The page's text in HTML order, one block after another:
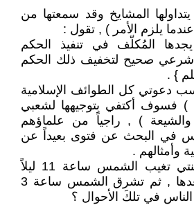
المشايخ وقد سمعتها من
عندما يلزم الأمر ) , تقول :
المُكلّف في تنفيذ الحكم
صحيح لتخفيف ذلك الحكم
} .
لم تناسب دعوتي كل الطوائف الإسلامية
فسوف أكتفي بتوجيهها لشعبي
) , راجياً من علماؤهم
في البحث عن فتوى بعيداً عن
وأمثالهم .
ملاحظة 2 / في مدينتي تغيب الشمس ساعة 11 ليلاً
وتبقى الدنيا مضيئة بعدها , ثم تشرق الشمس ساعة 3
في تلكَ الأحوال ؟